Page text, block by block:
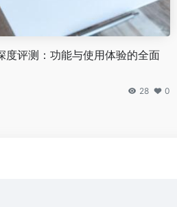
度评测：功能与使用体验的全面
28 0